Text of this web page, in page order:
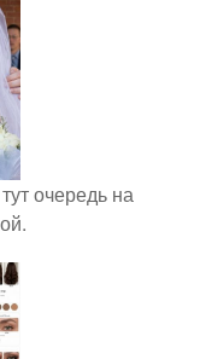
очередь на